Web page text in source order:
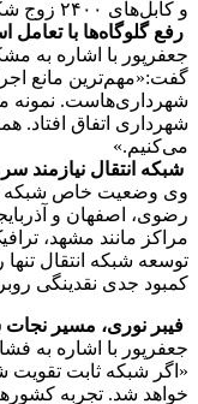
و کابل‌های ۲۴۰۰ زوج شکل گرفته است.»
رفع گلوگاه‌ها با
جعفرپور با اشاره به
گفت:«مهم‌ترین مانع
شهرداری‌هاست. نمونه
می‌کنیم.»
شبکه انتقال نیازمند
رضوی، اصفهان و
مراکز مانند مشهد،
توسعه شبکه انتقال
کمبود جدی نقدینگی
فیبر نوری، مسیر نجات
جعفرپور با اشاره به
«اگر شبکه ثابت تقویت
خواهد شد. تجربه